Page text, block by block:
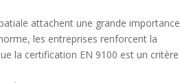
attachent une grande
les entreprises renforcent la
la certification EN 9100 est un critère